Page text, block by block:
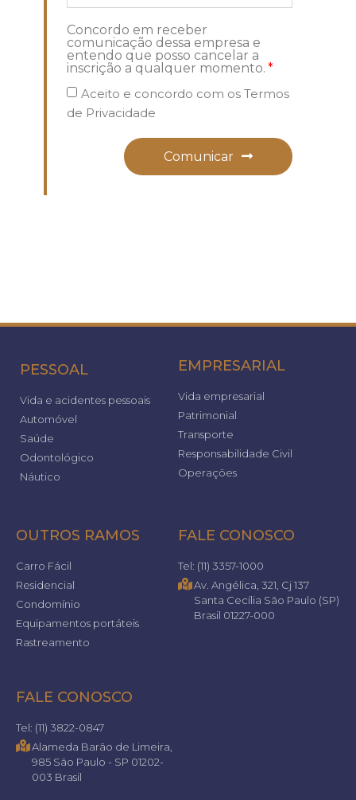
Concordo em receber
comunicação dessa empresa e
entendo que posso cancelar a
inscrição a qualquer momento.
Aceito e concordo com os Termos
de Privacidade
Comunicar
PESSOAL
Vida e acidentes pessoais
Automóvel
Saúde
Odontológico
Náutico
EMPRESARIAL
Vida empresarial
Patrimonial
Transporte
Responsabilidade Civil
Operações
OUTROS RAMOS
Carro Fácil
Residencial
Condomínio
Equipamentos portáteis
Rastreamento
FALE CONOSCO
Tel: (11) 3357-1000
Av. Angélica, 321, Cj 137
Santa Cecília São Paulo (SP)
Brasil 01227-000
FALE CONOSCO
Tel: (11) 3822-0847
Alameda Barão de Limeira,
985 São Paulo - SP 01202-
003 Brasil